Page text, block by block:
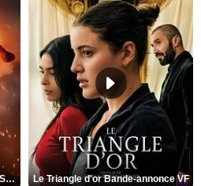
L'Odyssée Bande-annonce VO STFR Le Triangle d'or Bande-annonce VF